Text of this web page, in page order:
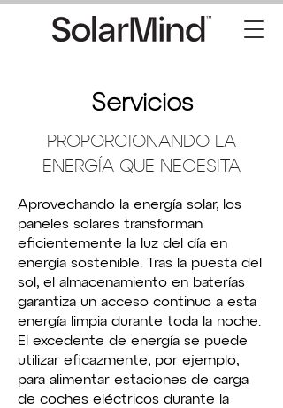
Servicios
PROPORCIONANDO LA
ENERGÍA QUE NECESITA
Aprovechando la energía solar, los
paneles solares transforman
eficientemente la luz del día en
energía sostenible. Tras la puesta del
sol, el almacenamiento en baterías
garantiza un acceso continuo a esta
energía limpia durante toda la noche.
El excedente de energía se puede
utilizar eficazmente, por ejemplo,
para alimentar estaciones de carga
de coches eléctricos durante la